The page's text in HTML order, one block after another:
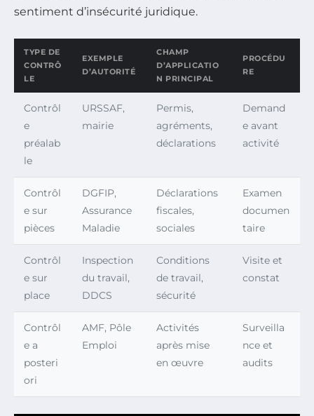
sentiment d’insécurité juridique.
TYPE DE
CONTRÔ
LE
EXEMPLE
D’AUTORITÉ
CHAMP
D’APPLICATIO
N PRINCIPAL
PROCÉDU
RE
Contrôl
e
préalab
le
URSSAF,
mairie
Permis,
agréments,
déclarations
Demand
e avant
activité
Contrôl
e sur
pièces
DGFIP,
Assurance
Maladie
Déclarations
fiscales,
sociales
Examen
documen
taire
Contrôl
e sur
place
Inspection
du travail,
DDCS
Conditions
de travail,
sécurité
Visite et
constat
Contrôl
e a
posteri
ori
AMF, Pôle
Emploi
Activités
après mise
en œuvre
Surveilla
nce et
audits